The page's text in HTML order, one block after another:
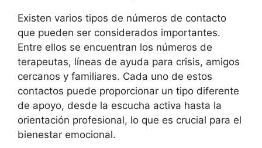
Existen varios tipos de números de contacto
que pueden ser considerados importantes.
Entre ellos se encuentran los números de
terapeutas, líneas de ayuda para crisis, amigos
cercanos y familiares. Cada uno de estos
contactos puede proporcionar un tipo diferente
de apoyo, desde la escucha activa hasta la
orientación profesional, lo que es crucial para el
bienestar emocional.